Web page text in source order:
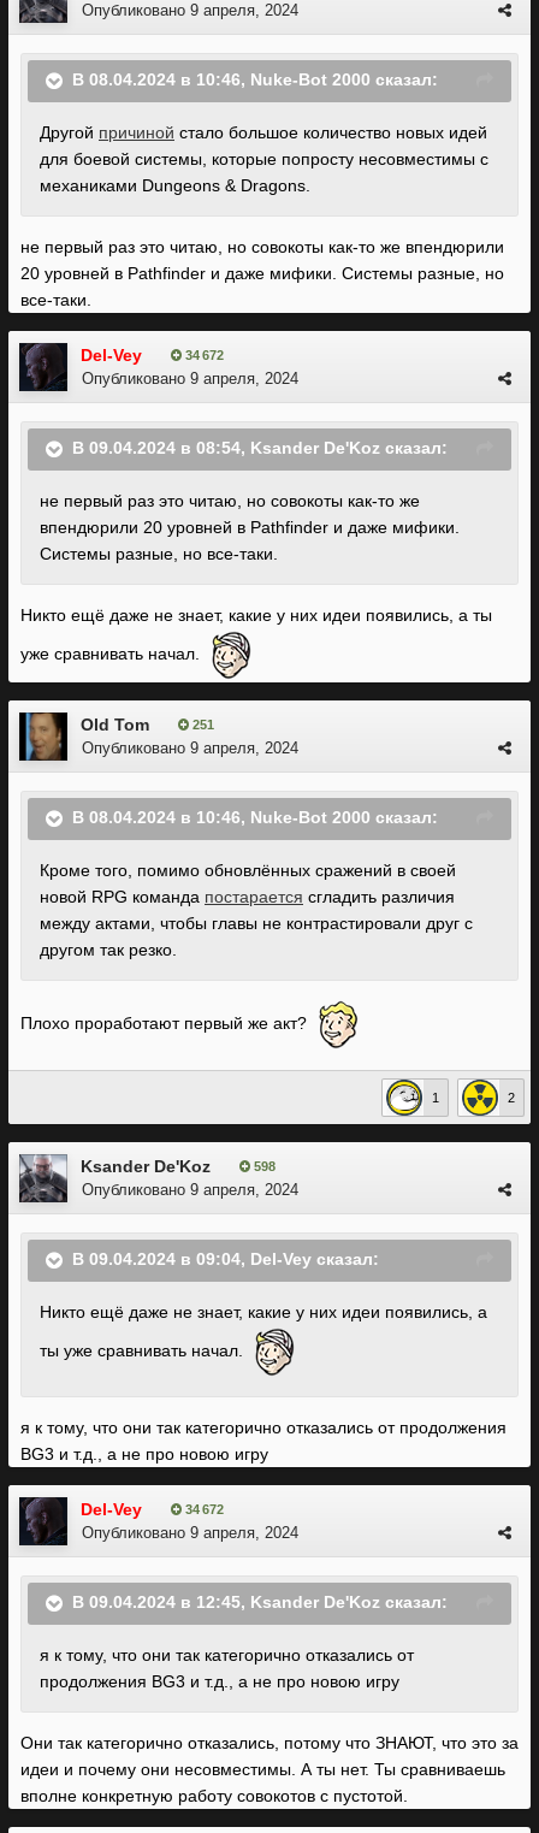
Опубликовано 9 апреля, 2024
В 08.04.2024 в 10:46, Nuke-Bot 2000 сказал:
Другой причиной стало большое количество новых идей
для боевой системы, которые попросту несовместимы с
механиками Dungeons & Dragons.
не первый раз это читаю, но совокоты как-то же впендюрили
20 уровней в Pathfinder и даже мифики. Системы разные, но
все-таки.
Del-Vey 34 672
Опубликовано 9 апреля, 2024
В 09.04.2024 в 08:54, Ksander De'Koz сказал:
не первый раз это читаю, но совокоты как-то же
впендюрили 20 уровней в Pathfinder и даже мифики.
Системы разные, но все-таки.
Никто ещё даже не знает, какие у них идеи появились, а ты
уже сравнивать начал.
Old Tom 251
Опубликовано 9 апреля, 2024
В 08.04.2024 в 10:46, Nuke-Bot 2000 сказал:
Кроме того, помимо обновлённых сражений в своей
новой RPG команда постарается сгладить различия
между актами, чтобы главы не контрастировали друг с
другом так резко.
Плохо проработают первый же акт?
1 2
Ksander De'Koz 598
Опубликовано 9 апреля, 2024
В 09.04.2024 в 09:04, Del-Vey сказал:
Никто ещё даже не знает, какие у них идеи появились, а
ты уже сравнивать начал.
я к тому, что они так категорично отказались от продолжения
BG3 и т.д., а не про новою игру
Del-Vey 34 672
Опубликовано 9 апреля, 2024
В 09.04.2024 в 12:45, Ksander De'Koz сказал:
я к тому, что они так категорично отказались от
продолжения BG3 и т.д., а не про новою игру
Они так категорично отказались, потому что ЗНАЮТ, что это за
идеи и почему они несовместимы. А ты нет. Ты сравниваешь
вполне конкретную работу совокотов с пустотой.